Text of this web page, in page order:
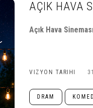
AÇIK HAVA
Açık Hava
VIZYON TARIHI
DRAM